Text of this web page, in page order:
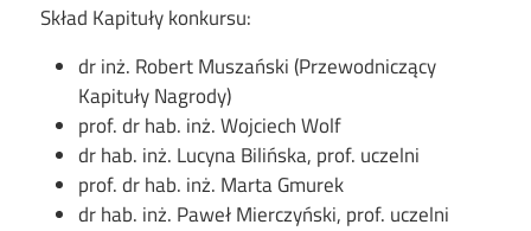
Skład Kapituły konkursu:
dr inż. Robert Muszański (Przewodniczący
Kapituły Nagrody)
prof. dr hab. inż. Wojciech Wolf
dr hab. inż. Lucyna Bilińska, prof. uczelni
prof. dr hab. inż. Marta Gmurek
dr hab. inż. Paweł Mierczyński, prof. uczelni